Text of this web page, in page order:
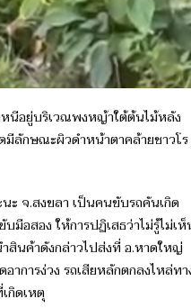
หนีอยู่บริเวณพงหญ้าใต้ต้นไม้หลัง
ลักษณะผิวดำหน้าตาคล้ายชาวโร
ะ จ.สงขลา เป็นคนขับรถคันเกิด
อสอง ให้การปฏิเสธว่าไม่รู้ไม่เ
สินค้าดังกล่าวไปส่งที่ อ.หาดใหญ่
าการง่วง รถเสียหลักตกลงไหล่ทา
กิดเหตุ